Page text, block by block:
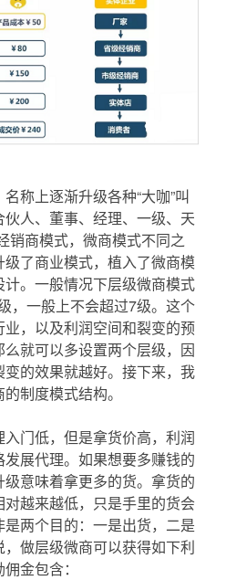
称上逐渐升级各种“大咖”叫
人、董事、经理、一级、天
销商模式，微商模式不同之
了商业模式，植入了微商模
。一般情况下层级微商模式
，一般上不会超过7级。这个
，以及利润空间和裂变的预
就可以多设置两个层级，因
的效果就越好。接下来，我
制度模式结构。
门低，但是拿货价高，利润
展代理。如果想要多赚钱的
意味着拿更多的货。拿货的
越来越低，只是手里的货会
两个目的：一是出货，二是
做层级微商可以获得如下利
金包含：